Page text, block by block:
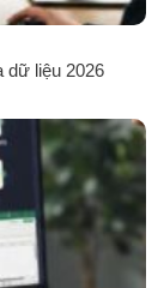
dữ liệu 2026